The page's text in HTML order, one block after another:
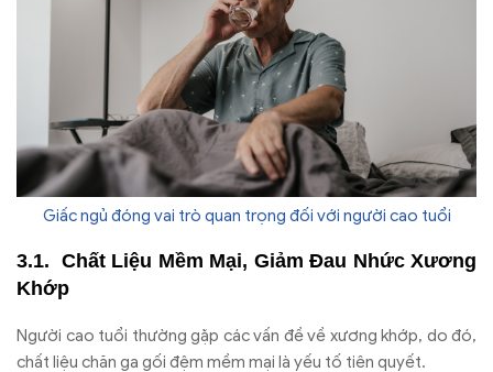
Giấc ngủ đóng vai trò quan trọng đối với người cao tuổi
Chất Liệu Mềm Mại, Giảm Đau Nhức Xương
Khớp
Người cao tuổi thường gặp các vấn đề về xương khớp, do đó,
chất liệu chăn ga gối đệm mềm mại là yếu tố tiên quyết.